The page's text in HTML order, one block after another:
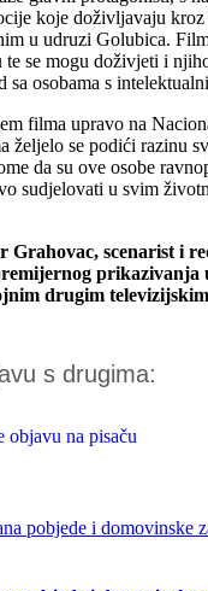
koje doživljavaju
u udruzi Golubica.
se mogu doživjeti i
sa osobama s
filma upravo na
željelo se podići razinu
da su ove osobe
sudjelovati u svim
Grahovac, scenarist i
drugim
s drugima:
objavu na pisaču